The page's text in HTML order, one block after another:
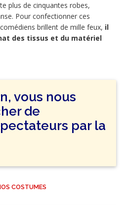
plus de cinquantes robes,
Pour confectionner ces
brillent de mille feux, il
des tissus et du matériel
vous nous
de
par la
COSTUMES